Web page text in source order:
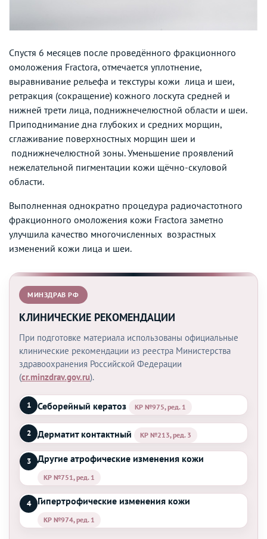
Спустя 6 месяцев после проведённого фракционного
омоложения Fractora, отмечается уплотнение,
выравнивание рельефа и текстуры кожи лица и шеи,
ретракция (сокращение) кожного лоскута средней и
нижней трети лица, поднижнечелюстной области и шеи.
Приподнимание дна глубоких и средних морщин,
сглаживание поверхностных морщин шеи и
поднижнечелюстной зоны. Уменьшение проявлений
нежелательной пигментации кожи щёчно-скуловой
области.
Выполненная однократно процедура радиочастотного
фракционного омоложения кожи Fractora заметно
улучшила качество многочисленных возрастных
изменений кожи лица и шеи.
МИНЗДРАВ РФ
КЛИНИЧЕСКИЕ РЕКОМЕНДАЦИИ
При подготовке материала использованы официальные
клинические рекомендации из реестра Министерства
здравоохранения Российской Федерации
(cr.minzdrav.gov.ru).
1 Себорейный кератоз КР №975, ред. 1
2 Дерматит контактный КР №213, ред. 3
3 Другие атрофические изменения кожи
КР №751, ред. 1
4 Гипертрофические изменения кожи
КР №974, ред. 1